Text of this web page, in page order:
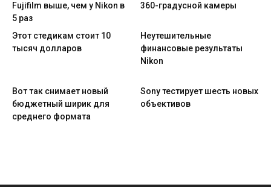
Fujifilm выше, чем у Nikon в
5 раз
360-градусной камеры
Этот стедикам стоит 10
тысяч долларов
Неутешительные
финансовые результаты
Nikon
Вот так снимает новый
бюджетный ширик для
среднего формата
Sony тестирует шесть новых
объективов